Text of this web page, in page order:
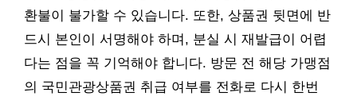
환불이 불가할 수 있습니다. 또한, 상품권 뒷면에 반
드시 본인이 서명해야 하며, 분실 시 재발급이 어렵
다는 점을 꼭 기억해야 합니다. 방문 전 해당 가맹점
의 국민관광상품권 취급 여부를 전화로 다시 한번